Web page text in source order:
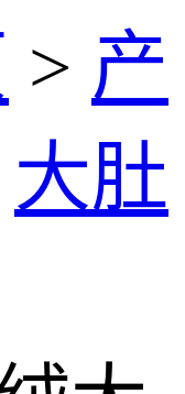
> 产
大肚